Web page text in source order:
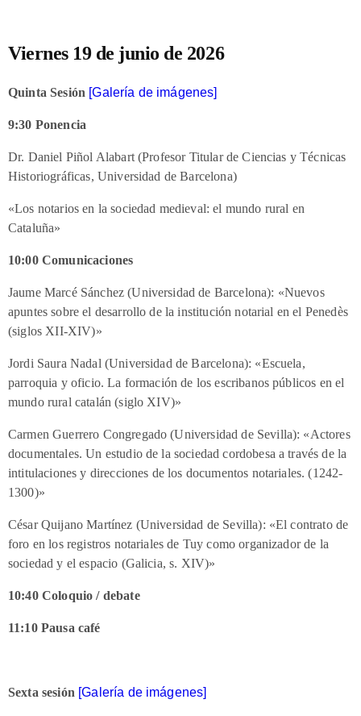
Viernes 19 de junio de 2026
Quinta Sesión [Galería de imágenes]
9:30 Ponencia
Dr. Daniel Piñol Alabart (Profesor Titular de Ciencias y Técnicas
Historiográficas, Universidad de Barcelona)
«Los notarios en la sociedad medieval: el mundo rural en
Cataluña»
10:00 Comunicaciones
Jaume Marcé Sánchez (Universidad de Barcelona): «Nuevos
apuntes sobre el desarrollo de la institución notarial en el Penedès
(siglos XII-XIV)»
Jordi Saura Nadal (Universidad de Barcelona): «Escuela,
parroquia y oficio. La formación de los escribanos públicos en el
mundo rural catalán (siglo XIV)»
Carmen Guerrero Congregado (Universidad de Sevilla): «Actores
documentales. Un estudio de la sociedad cordobesa a través de la
intitulaciones y direcciones de los documentos notariales. (1242-
1300)»
César Quijano Martínez (Universidad de Sevilla): «El contrato de
foro en los registros notariales de Tuy como organizador de la
sociedad y el espacio (Galicia, s. XIV)»
10:40 Coloquio / debate
11:10 Pausa café
Sexta sesión [Galería de imágenes]